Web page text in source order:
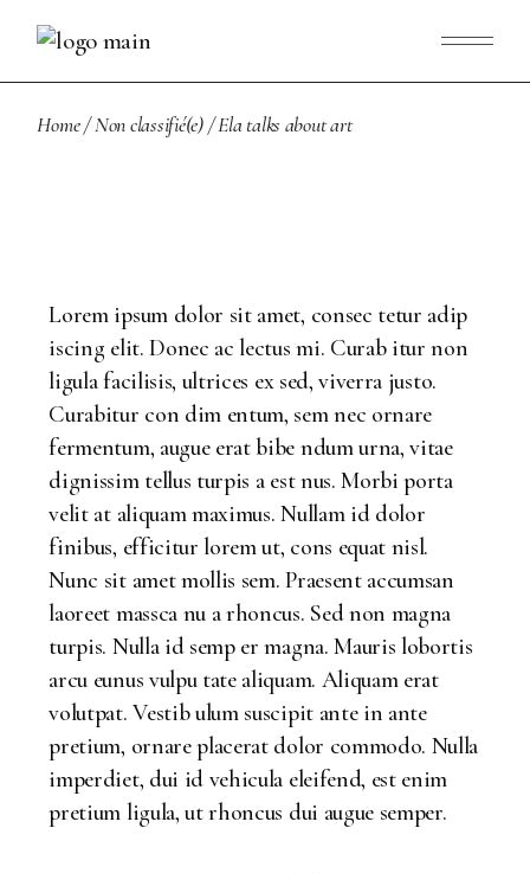
Home Non classifié(e) Ela talks about art
Lorem ipsum dolor sit amet, consec tetur adip
iscing elit. Donec ac lectus mi. Curab itur non
ligula facilisis, ultrices ex sed, viverra justo.
Curabitur con dim entum, sem nec ornare
fermentum, augue erat bibe ndum urna, vitae
dignissim tellus turpis a est nus. Morbi porta
velit at aliquam maximus. Nullam id dolor
finibus, efficitur lorem ut, cons equat nisl.
Nunc sit amet mollis sem. Praesent accumsan
laoreet massca nu a rhoncus. Sed non magna
turpis. Nulla id semp er magna. Mauris lobortis
arcu eunus vulpu tate aliquam. Aliquam erat
volutpat. Vestib ulum suscipit ante in ante
pretium, ornare placerat dolor commodo. Nulla
imperdiet, dui id vehicula eleifend, est enim
pretium ligula, ut rhoncus dui augue semper.